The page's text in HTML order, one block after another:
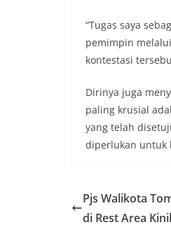
“Tugas saya
pemimpin
kontestasi
Dirinya juga
paling krusial
yang telah
diperlukan untuk
Pjs Walikota
di Rest Area